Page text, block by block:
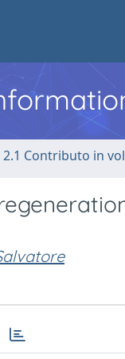
2.1 Contributo in